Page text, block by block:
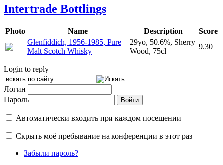
Intertrade Bottlings
Photo Name Description
Score
Glenfiddich, 1956-1985, Pure
Malt Scotch Whisky
29yo, 50.6%, Sherry
Wood, 75cl
9.30
Login to reply
Логин
Пароль
Автоматически входить при каждом посещении
Скрыть моё пребывание на конференции в этот раз
Забыли пароль?